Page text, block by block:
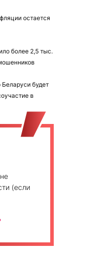
остается
более 2,5 тыс.
будет
в
(если